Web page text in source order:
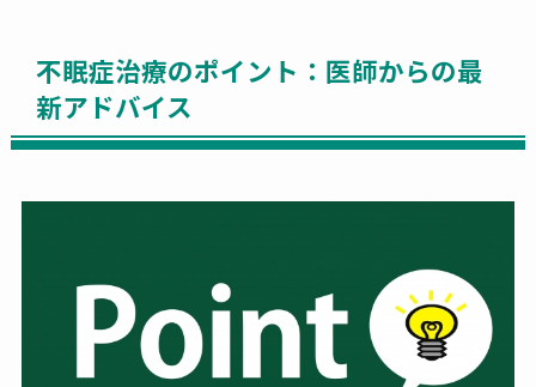
不眠症治療のポイント：医師からの最
新アドバイス